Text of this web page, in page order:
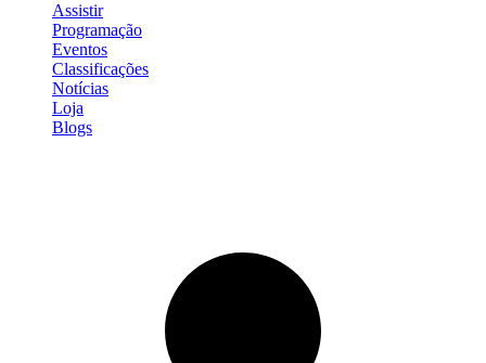
Assistir
Programação
Eventos
Classificações
Notícias
Loja
Blogs